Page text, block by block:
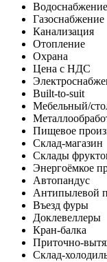
Водоснабжение
Газоснабжение
Канализация
Отопление
Охрана
Цена с НДС
Built-to-suit
Мебельный/
Пищевое
Склад-магазин
Склады
Энергоёмкое
Автопандус
Антипылевой
Въезд фуры
Доклевеллеры
Кран-балка
Приточно-
Склад-